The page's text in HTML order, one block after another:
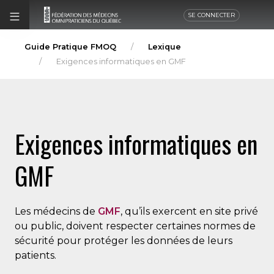
SE CONNECTER
Guide Pratique FMOQ
Lexique
Exigences informatiques en GMF
Exigences informatiques en
GMF
Les médecins de GMF, qu’ils exercent en site privé
ou public, doivent respecter certaines normes de
sécurité pour protéger les données de leurs
patients.